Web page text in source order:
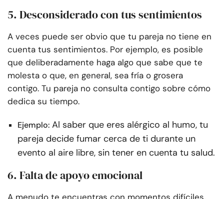
5. Desconsiderado con tus sentimientos
A veces puede ser obvio que tu pareja no tiene en
cuenta tus sentimientos. Por ejemplo, es posible
que deliberadamente haga algo que sabe que te
molesta o que, en general, sea fría o grosera
contigo. Tu pareja no consulta contigo sobre cómo
dedica su tiempo.
Ejemplo: Al saber que eres alérgico al humo, tu
pareja decide fumar cerca de ti durante un
evento al aire libre, sin tener en cuenta tu salud.
6. Falta de apoyo emocional